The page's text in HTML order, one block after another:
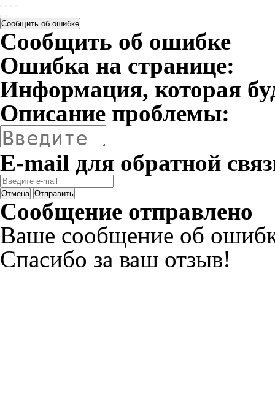
Сообщить об ошибке
Сообщить об ошибке
Ошибка на странице:
Информация, которая
Описание проблемы:
E-mail для обратной
Отмена Отправить
Сообщение отправлено
Ваше сообщение об
Спасибо за ваш отзыв!